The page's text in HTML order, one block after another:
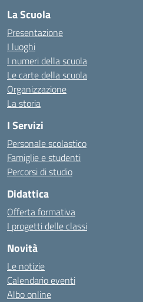
La Scuola
Presentazione
I luoghi
I numeri della scuola
Le carte della scuola
Organizzazione
La storia
I Servizi
Personale scolastico
Famiglie e studenti
Percorsi di studio
Didattica
Offerta formativa
I progetti delle classi
Novità
Le notizie
Calendario eventi
Albo online